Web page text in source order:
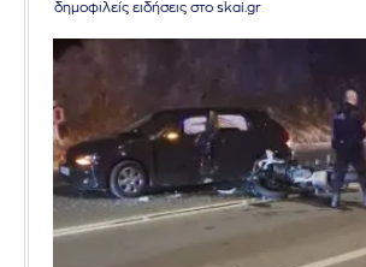
δημοφιλείς ειδήσεις στο skai.gr